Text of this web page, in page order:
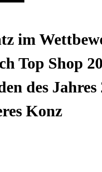
im
Top Shop
des Jahres
Konz